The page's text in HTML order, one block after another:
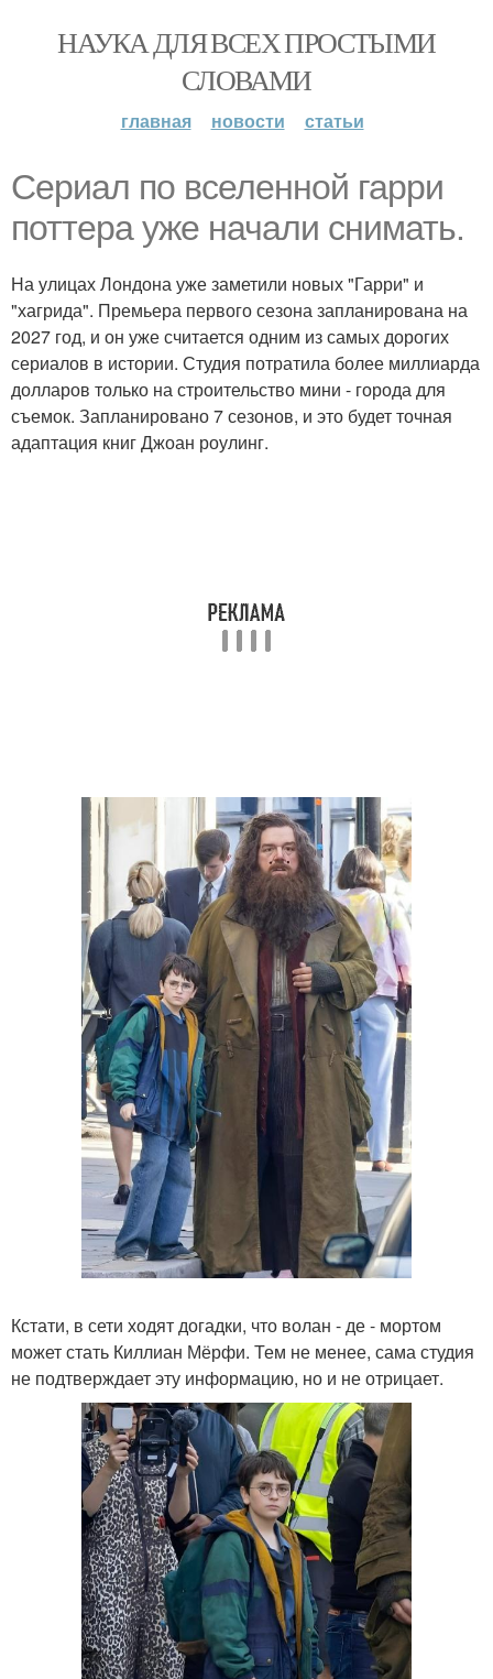
НАУКА ДЛЯ ВСЕХ ПРОСТЫМИ
СЛОВАМИ
главная новости статьи
Сериал по вселенной гарри
поттера уже начали снимать.
На улицах Лондона уже заметили новых "Гарри" и
"хагрида". Премьера первого сезона запланирована на
2027 год, и он уже считается одним из самых дорогих
сериалов в истории. Студия потратила более миллиарда
долларов только на строительство мини - города для
съемок. Запланировано 7 сезонов, и это будет точная
адаптация книг Джоан роулинг.
Кстати, в сети ходят догадки, что волан - де - мортом
может стать Киллиан Мёрфи. Тем не менее, сама студия
не подтверждает эту информацию, но и не отрицает.